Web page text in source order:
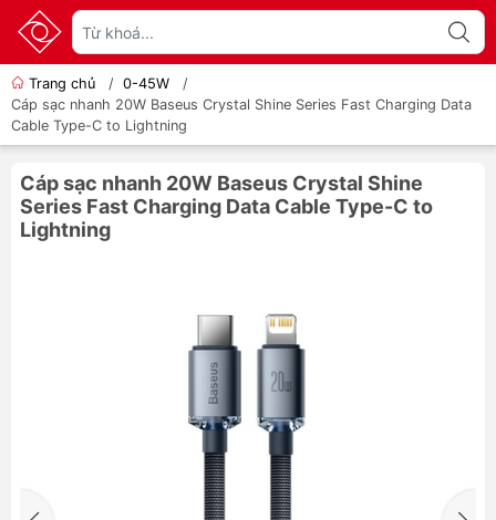
Trang chủ / 0-45W
/
Cáp sạc nhanh 20W Baseus Crystal Shine Series Fast Charging Data
Cable Type-C to Lightning
Cáp sạc nhanh 20W Baseus Crystal Shine
Series Fast Charging Data Cable Type-C to
Lightning